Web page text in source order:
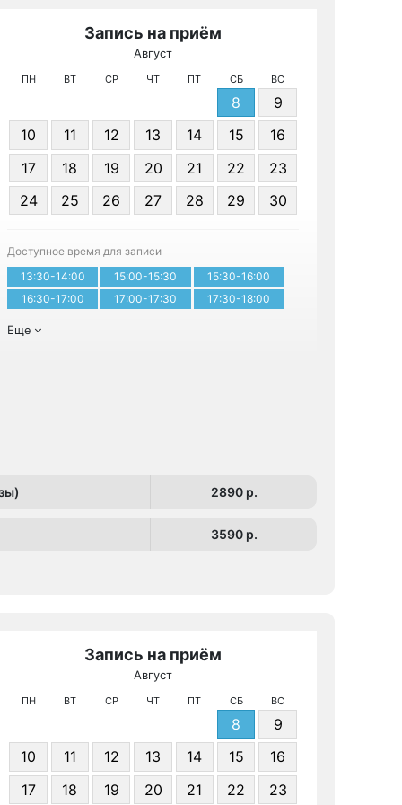
Запись на приём
Август
ПН ВТ СР ЧТ ПТ СБ ВС
8
9
10
11 12 13 14 15
16
17
18 19 20 21 22
23
24
25 26 27 28 29 30
Доступное время для записи
13:30-14:00
15:00-15:30
15:30-16:00
16:30-17:00
17:00-17:30 17:30-18:00
Еще
2890 p.
3590 p.
Запись на приём
Август
ПН ВТ СР ЧТ ПТ СБ ВС
8
9
10
11 12 13 14 15
16
17
18 19 20 21 22
23